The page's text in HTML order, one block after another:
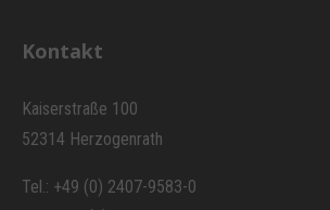
Kontakt
Kaiserstraße 100
52314 Herzogenrath
Tel.: +49 (0) 2407-9583-0